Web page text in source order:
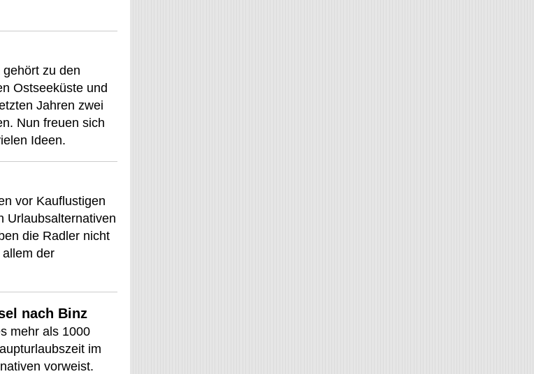
zu den
Ostseeküste und
Jahren zwei
Nun freuen sich
Ideen.
vor Kauflustigen
Urlaubsalternativen
die Radler nicht
der
nach Binz
mehr als 1000
im
vorweist.